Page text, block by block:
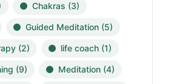
Chakras (3)
Guided Meditation (5)
(2) life coach (1)
(9) Meditation (4)